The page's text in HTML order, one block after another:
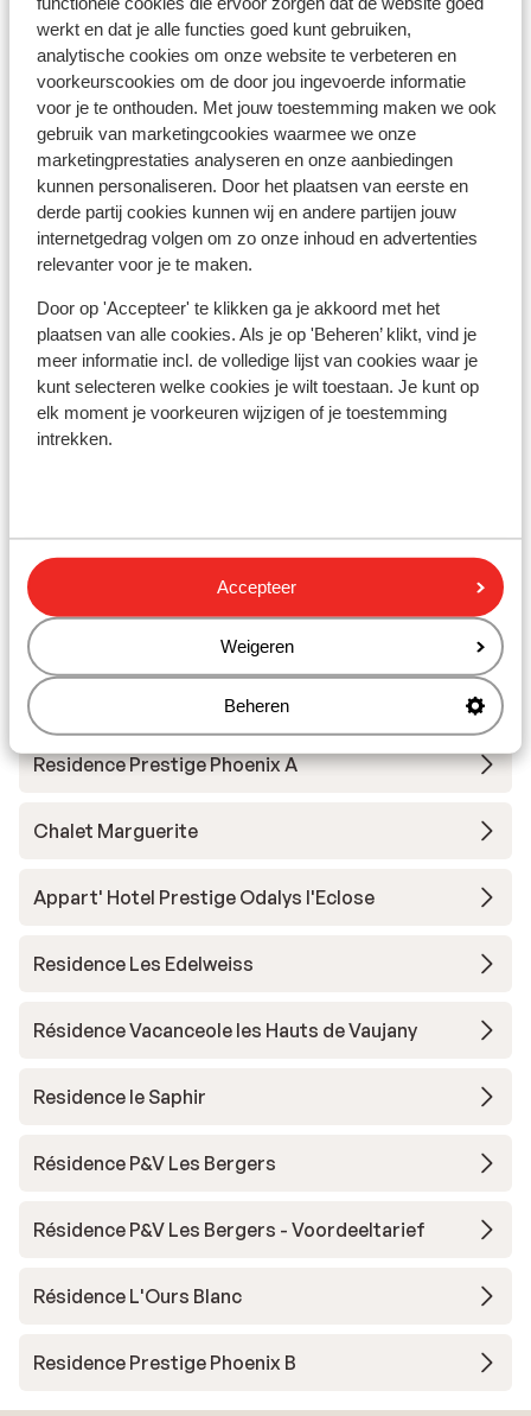
werkt en dat je alle functies goed kunt gebruiken,
analytische cookies om onze website te verbeteren en
voorkeurscookies om de door jou ingevoerde informatie
voor je te onthouden. Met jouw toestemming maken we ook
gebruik van marketingcookies waarmee we onze
marketingprestaties analyseren en onze aanbiedingen
kunnen personaliseren. Door het plaatsen van eerste en
derde partij cookies kunnen wij en andere partijen jouw
internetgedrag volgen om zo onze inhoud en advertenties
relevanter voor je te maken.
Door op 'Accepteer' te klikken ga je akkoord met het
plaatsen van alle cookies. Als je op 'Beheren’ klikt, vind je
meer informatie incl. de volledige lijst van cookies waar je
kunt selecteren welke cookies je wilt toestaan. Je kunt op
elk moment je voorkeuren wijzigen of je toestemming
intrekken.
Accepteer
Weigeren
Beheren
Skipas, -les en verhuur
Skipas
Skilessen
Skimateriaal
Andere accommodaties in Alpe d'Huez
Grand Domaine Ski
Résidence Daria-I Nor
Hotel Daria-I Nor
Hotel Le Castillan
Village Club du Soleil Oz en Oisans
Residence Prestige Phoenix A
Chalet Marguerite
Appart' Hotel Prestige Odalys l'Eclose
Residence Les Edelweiss
Résidence Vacanceole les Hauts de Vaujany
Residence le Saphir
Résidence P&V Les Bergers
Résidence P&V Les Bergers - Voordeeltarief
Résidence L'Ours Blanc
Residence Prestige Phoenix B